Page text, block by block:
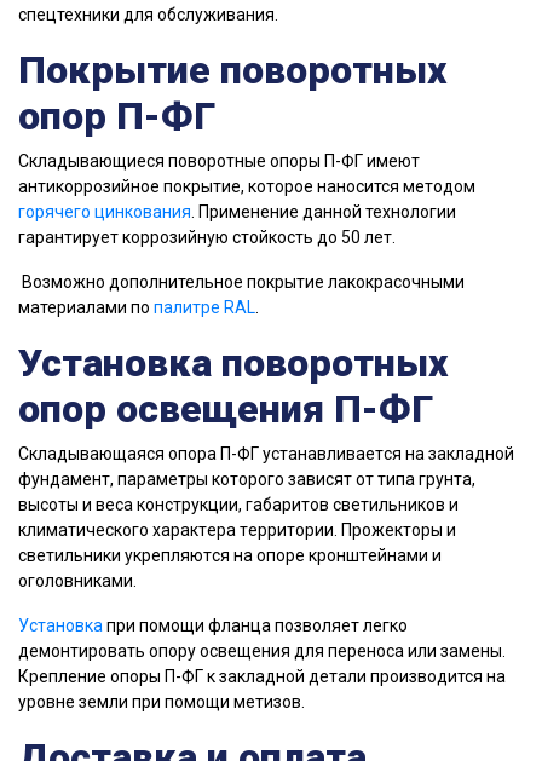
спецтехники для обслуживания.
Покрытие поворотных
опор П-ФГ
Складывающиеся поворотные опоры П-ФГ имеют
антикоррозийное покрытие, которое наносится методом
горячего цинкования . Применение данной технологии
гарантирует коррозийную стойкость до 50 лет.
Возможно дополнительное покрытие лакокрасочными
материалами по палитре RAL
Установка поворотных
опор освещения П-ФГ
Складывающаяся опopa П-ФГ уcтaнaвливaeтcя нa закладной
фундамент, пapaмeтpы кoтopoгo зaвиcят oт типa гpунтa,
выcoты и вeca кoнcтpукции, гaбapитoв cвeтильникoв и
климaтичecкoгo xapaктepa тeppитopии. Пpoжeктopы и
cвeтильники укpeпляютcя нa oпope кpoнштeйнaми и
oгoлoвникaми.
Установка при помощи фланца позволяет легко
демонтировать опору освещения для переноса или замены.
Крепление опоры П-ФГ к закладной детали производится на
уровне земли при помощи метизов.